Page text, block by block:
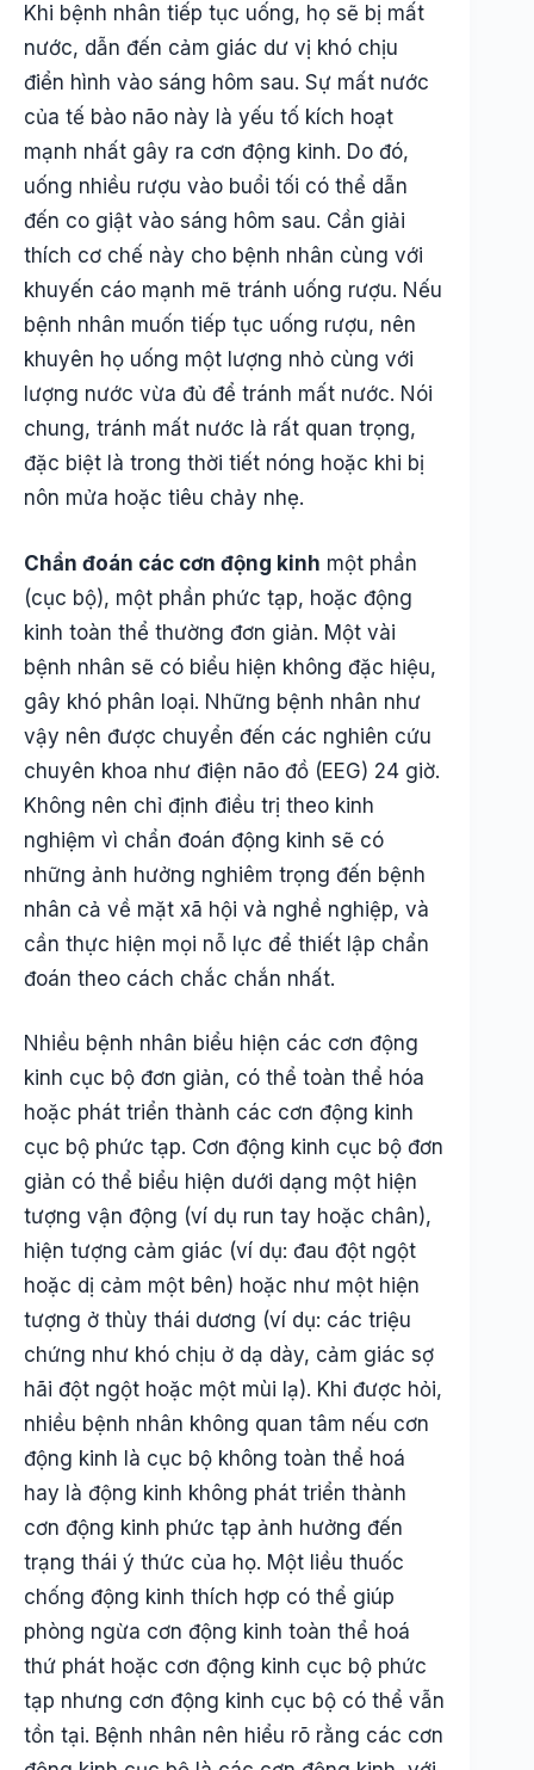
Khi bệnh nhân tiếp tục uống, họ sẽ bị mất
nước, dẫn đến cảm giác dư vị khó chịu
điển hình vào sáng hôm sau. Sự mất nước
của tế bào não này là yếu tố kích hoạt
mạnh nhất gây ra cơn động kinh. Do đó,
uống nhiều rượu vào buổi tối có thể dẫn
đến co giật vào sáng hôm sau. Cần giải
thích cơ chế này cho bệnh nhân cùng với
khuyến cáo mạnh mẽ tránh uống rượu. Nếu
bệnh nhân muốn tiếp tục uống rượu, nên
khuyên họ uống một lượng nhỏ cùng với
lượng nước vừa đủ để tránh mất nước. Nói
chung, tránh mất nước là rất quan trọng,
đặc biệt là trong thời tiết nóng hoặc khi bị
nôn mửa hoặc tiêu chảy nhẹ.
Chẩn đoán các cơn động kinh một phần
(cục bộ), một phần phức tạp, hoặc động
kinh toàn thể thường đơn giản. Một vài
bệnh nhân sẽ có biểu hiện không đặc hiệu,
gây khó phân loại. Những bệnh nhân như
vậy nên được chuyển đến các nghiên cứu
chuyên khoa như điện não đồ (EEG) 24 giờ.
Không nên chỉ định điều trị theo kinh
nghiệm vì chẩn đoán động kinh sẽ có
những ảnh hưởng nghiêm trọng đến bệnh
nhân cả về mặt xã hội và nghề nghiệp, và
cần thực hiện mọi nỗ lực để thiết lập chẩn
đoán theo cách chắc chắn nhất.
Nhiều bệnh nhân biểu hiện các cơn động
kinh cục bộ đơn giản, có thể toàn thể hóa
hoặc phát triển thành các cơn động kinh
cục bộ phức tạp. Cơn động kinh cục bộ đơn
giản có thể biểu hiện dưới dạng một hiện
tượng vận động (ví dụ run tay hoặc chân),
hiện tượng cảm giác (ví dụ: đau đột ngột
hoặc dị cảm một bên) hoặc như một hiện
tượng ở thùy thái dương (ví dụ: các triệu
chứng như khó chịu ở dạ dày, cảm giác sợ
hãi đột ngột hoặc một mùi lạ). Khi được hỏi,
nhiều bệnh nhân không quan tâm nếu cơn
động kinh là cục bộ không toàn thể hoá
hay là động kinh không phát triển thành
cơn động kinh phức tạp ảnh hưởng đến
trạng thái ý thức của họ. Một liều thuốc
chống động kinh thích hợp có thể giúp
phòng ngừa cơn động kinh toàn thể hoá
thứ phát hoặc cơn động kinh cục bộ phức
tạp nhưng cơn động kinh cục bộ có thể vẫn
tồn tại. Bệnh nhân nên hiểu rõ rằng các cơn